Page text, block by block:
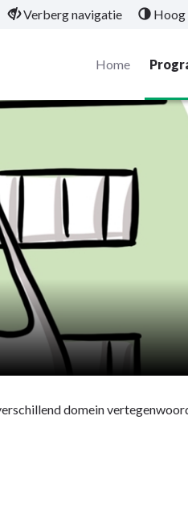
Verberg navigatie
Home
domein